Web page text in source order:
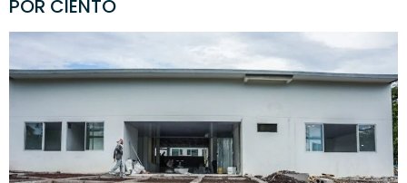
POR CIENTO